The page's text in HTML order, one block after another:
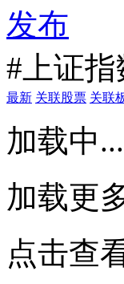
发布
#上证指
最新 关联股票 关联
加载中...
加载更
点击查